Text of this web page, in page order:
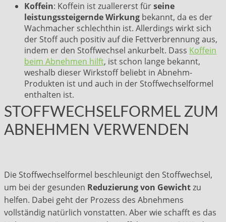
Koffein: Koffein ist zuallererst fürseine
leistungssteigernde Wirkung bekannt, da es der
Wachmacher schlechthin ist. Allerdings wirkt sich
der Stoff auch positiv auf die Fettverbrennung aus,
indem er den Stoffwechsel ankurbelt. Dass Koffein
beim Abnehmen hilft, ist schon lange bekannt,
weshalb dieser Wirkstoff beliebt in Abnehm-
Produkten ist und auch in der Stoffwechselformel
enthalten ist.
STOFFWECHSELFORMEL ZUM
ABNEHMEN VERWENDEN
Die Stoffwechselformel beschleunigt den Stoffwechsel,
um bei der gesunden Reduzierung von Gewichtzu
helfen. Dabei geht der Prozess des Abnehmens
vollständig natürlich vonstatten. Aber wie schafft es das